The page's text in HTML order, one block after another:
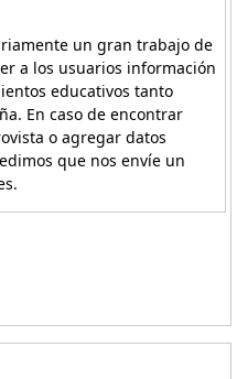
un gran trabajo de
a los usuarios información
educativos tanto
En caso de encontrar
o agregar datos
que nos envíe un